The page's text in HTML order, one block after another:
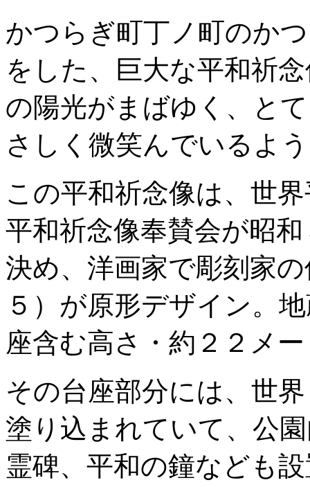
かつらぎ町丁ノ町のか
をした、巨大な平和祈
の陽光がまばゆく、と
さしく微笑んでいるよ
この平和祈念像は、世
平和祈念像奉賛会が昭
決め、洋画家で彫刻家
５）が原形デザイン。
座含む高さ・約２２メ
その台座部分には、世
塗り込まれていて、公
霊碑、平和の鐘なども